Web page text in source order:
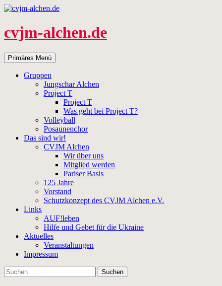
Zum
springen
cvjm-alchen.de
Suchen
Primäres Menü
Gruppen
Jungschar Alchen
Project T
Project T
Was geht bei Project T?
Volleyball
Posaunenchor
Das sind wir!
CVJM Alchen
Wir über uns
Mitglied werden
Pariser Basis
125 Jahre
Vorstand
Schutzkonzept des CVJM Alchen e.V.
Links
AUF!leben
Hilfe und Gebet für die Ukraine
Aktuelles
Veranstaltungen
Impressum
Suchen
nach: